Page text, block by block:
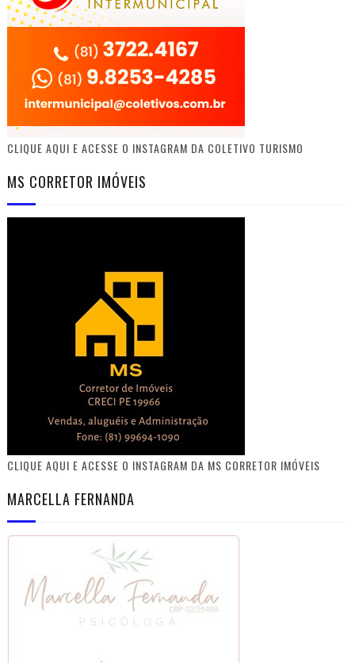
CLIQUE AQUI E ACESSE O INSTAGRAM DA COLETIVO TURISMO
MS CORRETOR IMÓVEIS
CLIQUE AQUI E ACESSE O INSTAGRAM DA MS CORRETOR IMÓVEIS
MARCELLA FERNANDA